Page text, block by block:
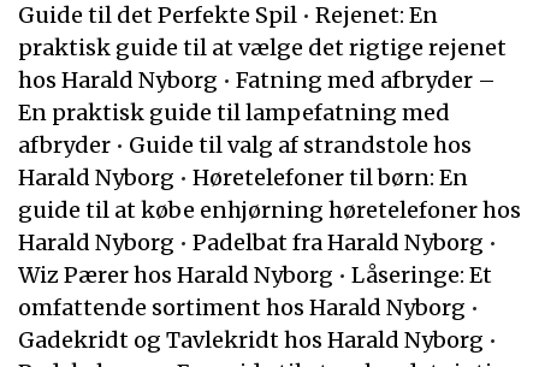
Guide til det Perfekte Spil • Rejenet: En
praktisk guide til at vælge det rigtige rejenet
hos Harald Nyborg • Fatning med afbryder –
En praktisk guide til lampefatning med
afbryder • Guide til valg af strandstole hos
Harald Nyborg • Høretelefoner til børn: En
guide til at købe enhjørning høretelefoner hos
Harald Nyborg • Padelbat fra Harald Nyborg •
Wiz Pærer hos Harald Nyborg • Låseringe: Et
omfattende sortiment hos Harald Nyborg •
Gadekridt og Tavlekridt hos Harald Nyborg •